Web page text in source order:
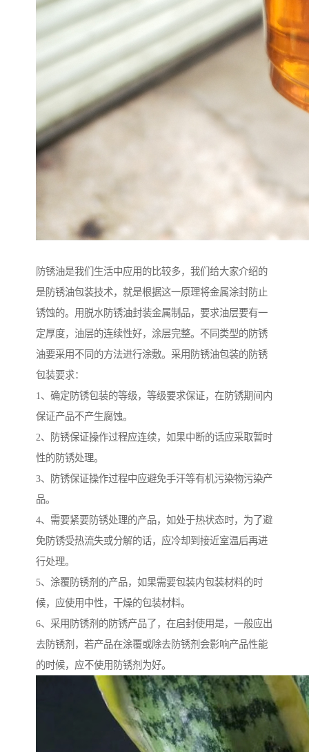
防锈油是我们生活中应用的比较多，我们给大家介绍的
是防锈油包装技术，就是根据这一原理将金属涂封防止
锈蚀的。用脱水防锈油封装金属制品，要求油层要有一
定厚度，油层的连续性好，涂层完整。不同类型的防锈
油要采用不同的方法进行涂敷。采用防锈油包装的防锈
包装要求：
1、确定防锈包装的等级，等级要求保证，在防锈期间内
保证产品不产生腐蚀。
2、防锈保证操作过程应连续，如果中断的话应采取暂时
性的防锈处理。
3、防锈保证操作过程中应避免手汗等有机污染物污染产
品。
4、需要紧要防锈处理的产品，如处于热状态时，为了避
免防锈受热流失或分解的话，应冷却到接近室温后再进
行处理。
5、涂覆防锈剂的产品，如果需要包装内包装材料的时
候，应使用中性，干燥的包装材料。
6、采用防锈剂的防锈产品了，在启封使用是，一般应出
去防锈剂，若产品在涂覆或除去防锈剂会影响产品性能
的时候，应不使用防锈剂为好。